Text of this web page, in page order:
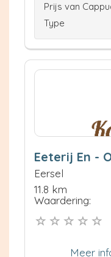
Prijs van
Type
Eeterij En -
Eersel
11.8 km
Waardering:
Meer